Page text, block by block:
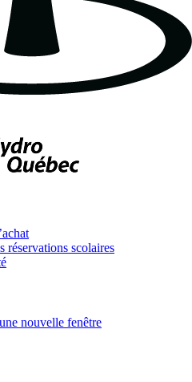
réservations scolaires
nouvelle fenêtre